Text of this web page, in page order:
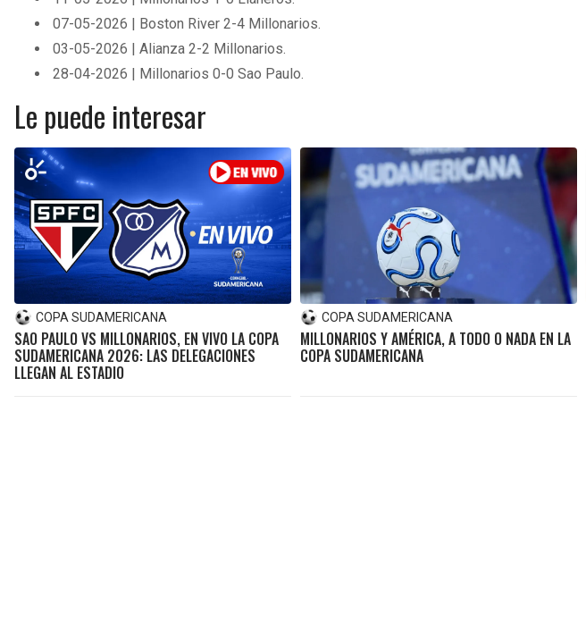
07-05-2026 | Boston River 2-4 Millonarios.
03-05-2026 | Alianza 2-2 Millonarios.
28-04-2026 | Millonarios 0-0 Sao Paulo.
Le puede interesar
COPA SUDAMERICANA
SAO PAULO VS MILLONARIOS, EN VIVO LA COPA
SUDAMERICANA 2026: LAS DELEGACIONES
LLEGAN AL ESTADIO
COPA SUDAMERICANA
MILLONARIOS Y AMÉRICA, A TODO O NADA EN LA
COPA SUDAMERICANA